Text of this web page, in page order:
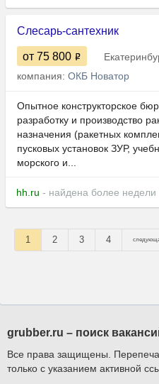
Слесарь-сантехник
от 75 800
компания: ОКБ Новатор
Опытное конструкторское
разработку и производство
назначения (ракетных
пусковых установок ЗУР,
морского и...
hh.ru - найдена более недели
1 2 3 4
grubber.ru – поиск
Все права защищены.
только с указанием активной